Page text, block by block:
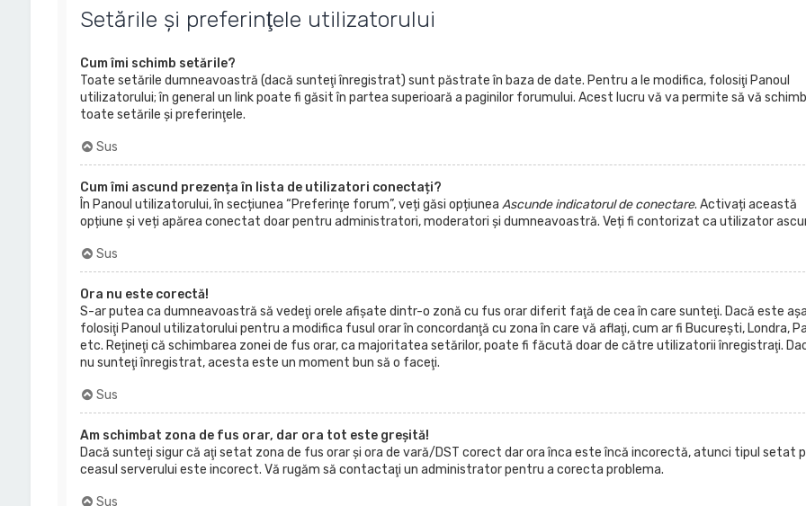
Setările şi preferinţele utilizatorului
Cum îmi schimb setările?
Toate setările dumneavoastră (dacă sunteţi înregistrat) sunt păstrate în baza de date. Pentru a le modifica, folosiţi Panoul
utilizatorului; în general un link poate fi găsit în partea superioară a paginilor forumului. Acest lucru vă va permite să vă
toate setările şi preferinţele.
Sus
Cum îmi ascund prezența în lista de utilizatori conectați?
În Panoul utilizatorului, în secțiunea “Preferinţe forum”, veți găsi opțiunea Ascunde indicatorul de conectare. Activați această
opțiune și veți apărea conectat doar pentru administratori, moderatori și dumneavoastră. Veți fi contorizat ca utilizator
Sus
Ora nu este corectă!
S-ar putea ca dumneavoastră să vedeţi orele afişate dintr-o zonă cu fus orar diferit faţă de cea în care sunteţi. Dacă este
folosiţi Panoul utilizatorului pentru a modifica fusul orar în concordanţă cu zona în care vă aflaţi, cum ar fi Bucureşti, Londra,
etc. Reţineţi că schimbarea zonei de fus orar, ca majoritatea setărilor, poate fi făcută doar de către utilizatorii înregistraţi.
nu sunteţi înregistrat, acesta este un moment bun să o faceţi.
Sus
Am schimbat zona de fus orar, dar ora tot este greşită!
Dacă sunteţi sigur că aţi setat zona de fus orar şi ora de vară/DST corect dar ora înca este încă incorectă, atunci tipul setat
ceasul serverului este incorect. Vă rugăm să contactaţi un administrator pentru a corecta problema.
Sus